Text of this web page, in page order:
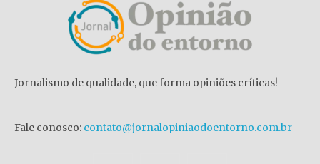
Jornalismo de qualidade, que forma opiniões críticas!
Fale conosco: contato@jornalopiniaodoentorno.com.br